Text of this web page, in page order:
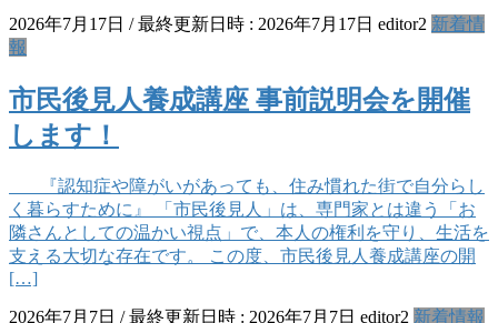
2026年7月17日 / 最終更新日時 : 2026年7月17日 editor2 新着情
報
市民後見人養成講座 事前説明会を開催
します！
『認知症や障がいがあっても、住み慣れた街で自分らし
く暮らすために』 「市民後見人」は、専門家とは違う「お
隣さんとしての温かい視点」で、本人の権利を守り、生活を
支える大切な存在です。 この度、市民後見人養成講座の開
[…]
2026年7月7日 / 最終更新日時 : 2026年7月7日 editor2 新着情報